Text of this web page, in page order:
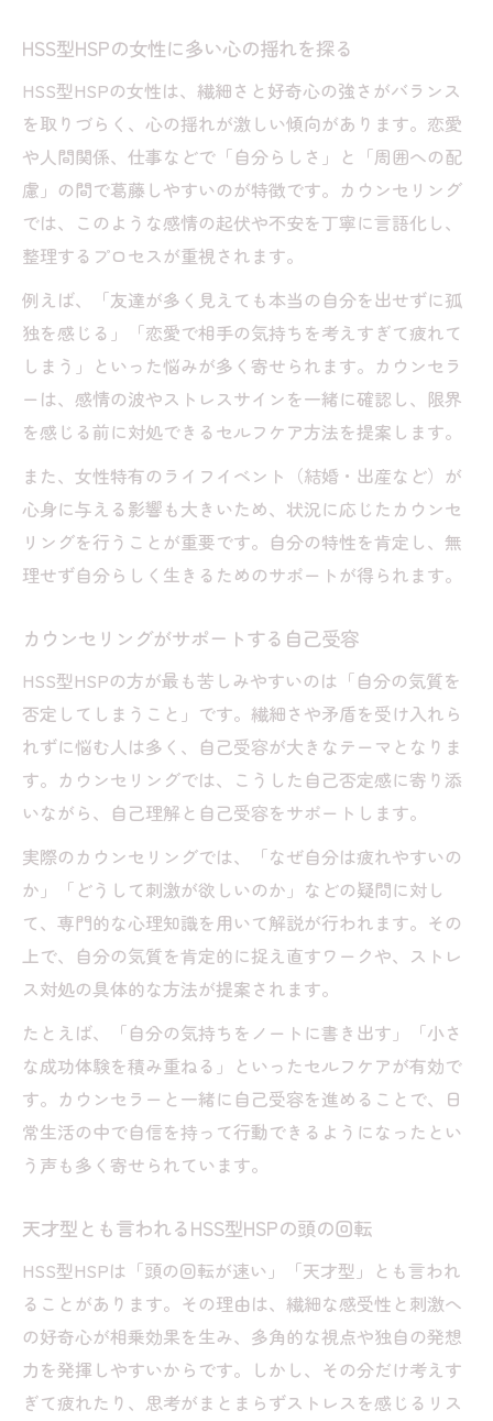
HSS型HSPの女性に多い心の揺れを探る
HSS型HSPの女性は、繊細さと好奇心の強さがバランス
を取りづらく、心の揺れが激しい傾向があります。恋愛
や人間関係、仕事などで「自分らしさ」と「周囲への配
慮」の間で葛藤しやすいのが特徴です。カウンセリング
では、このような感情の起伏や不安を丁寧に言語化し、
整理するプロセスが重視されます。
例えば、「友達が多く見えても本当の自分を出せずに孤
独を感じる」「恋愛で相手の気持ちを考えすぎて疲れて
しまう」といった悩みが多く寄せられます。カウンセラ
ーは、感情の波やストレスサインを一緒に確認し、限界
を感じる前に対処できるセルフケア方法を提案します。
また、女性特有のライフイベント（結婚・出産など）が
心身に与える影響も大きいため、状況に応じたカウンセ
リングを行うことが重要です。自分の特性を肯定し、無
理せず自分らしく生きるためのサポートが得られます。
カウンセリングがサポートする自己受容
HSS型HSPの方が最も苦しみやすいのは「自分の気質を
否定してしまうこと」です。繊細さや矛盾を受け入れら
れずに悩む人は多く、自己受容が大きなテーマとなりま
す。カウンセリングでは、こうした自己否定感に寄り添
いながら、自己理解と自己受容をサポートします。
実際のカウンセリングでは、「なぜ自分は疲れやすいの
か」「どうして刺激が欲しいのか」などの疑問に対し
て、専門的な心理知識を用いて解説が行われます。その
上で、自分の気質を肯定的に捉え直すワークや、ストレ
ス対処の具体的な方法が提案されます。
たとえば、「自分の気持ちをノートに書き出す」「小さ
な成功体験を積み重ねる」といったセルフケアが有効で
す。カウンセラーと一緒に自己受容を進めることで、日
常生活の中で自信を持って行動できるようになったとい
う声も多く寄せられています。
天才型とも言われるHSS型HSPの頭の回転
HSS型HSPは「頭の回転が速い」「天才型」とも言われ
ることがあります。その理由は、繊細な感受性と刺激へ
の好奇心が相乗効果を生み、多角的な視点や独自の発想
力を発揮しやすいからです。しかし、その分だけ考えす
ぎて疲れたり、思考がまとまらずストレスを感じるリス